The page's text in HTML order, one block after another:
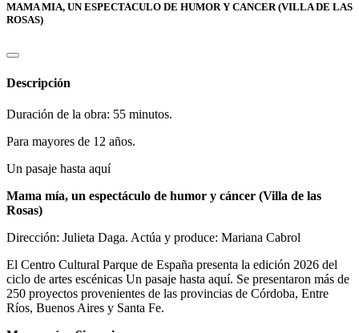
MAMA MIA, UN ESPECTACULO DE HUMOR Y CANCER (VILLA DE LAS
ROSAS)
Descripción
Duración de la obra: 55 minutos.
Para mayores de 12 años.
Un pasaje hasta aquí
Mama mía, un espectáculo de humor y cáncer (Villa de las
Rosas)
Dirección: Julieta Daga. Actúa y produce: Mariana Cabrol
El Centro Cultural Parque de España presenta la edición 2026 del
ciclo de artes escénicas Un pasaje hasta aquí. Se presentaron más de
250 proyectos provenientes de las provincias de Córdoba, Entre
Ríos, Buenos Aires y Santa Fe.